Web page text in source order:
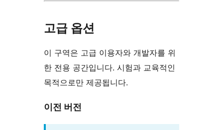
고급 옵션
이 구역은 고급 이용자와 개발자를 위
한 전용 공간입니다. 시험과 교육적인
목적으로만 제공됩니다.
이전 버전